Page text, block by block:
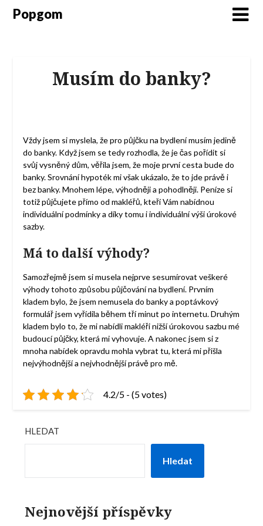
Popgom
Musím do banky?
Vždy jsem si myslela, že pro půjčku na bydlení musím jedině
do banky. Když jsem se tedy rozhodla, že je čas pořídit si
svůj vysněný dům, věřila jsem, že moje první cesta bude do
banky.Srovnání hypotékmi však ukázalo, že to jde právě i
bez banky. Mnohem lépe, výhodněji a pohodlněji. Peníze si
totiž půjčujete přímo od makléřů, kteří Vám nabídnou
individuální podmínky a díky tomu i individuální výši úrokové
sazby.
Má to další výhody?
Samozřejmě jsem si musela nejprve sesumírovat veškeré
výhody tohoto způsobu půjčování na bydlení. Prvním
kladem bylo, že jsem nemusela do banky a poptávkový
formulář jsem vyřídila během tří minut po internetu. Druhým
kladem bylo to, že mi nabídli makléři nižší úrokovou sazbu mé
budoucí půjčky, která mi vyhovuje. A nakonec jsem si z
mnoha nabídek opravdu mohla vybrat tu, která mi přišla
nejvýhodnější a nejvhodnější právě pro mě.
4.2/5 - (5 votes)
HLEDAT
Hledat
Nejnovější příspěvky